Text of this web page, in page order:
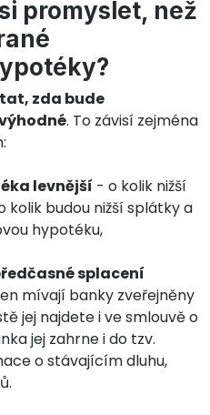
promyslet, než
zda bude
. To závisí zejména
levnější - o kolik nižší
kolik budou nižší splátky a
hypotéku,
splacení
mívají banky zveřejněny
jej najdete i ve smlouvě o
jej zahrne i do tzv.
o stávajícím dluhu,